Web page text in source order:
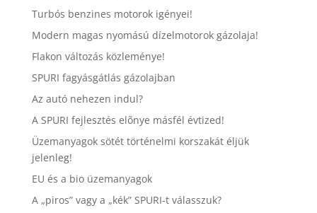
Turbós benzines motorok igényei!
Modern magas nyomású dízelmotorok gázolaja!
Flakon változás közleménye!
SPURI fagyásgátlás gázolajban
Az autó nehezen indul?
A SPURI fejlesztés elõnye másfél évtized!
Üzemanyagok sötét történelmi korszakát éljük
jelenleg!
EU és a bio üzemanyagok
A „piros” vagy a „kék” SPURI-t válasszuk?